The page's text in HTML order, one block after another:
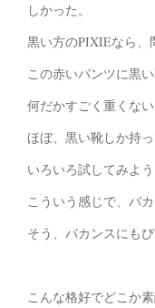
しかった。
黒い方のPIXIEなら、
この赤いパンツに黒
何だかすごく重くない
ほぼ、黒い靴しか持っ
いろいろ試してみよう
こういう感じで、バ
そう、バカンスにも
こんな格好でどこか